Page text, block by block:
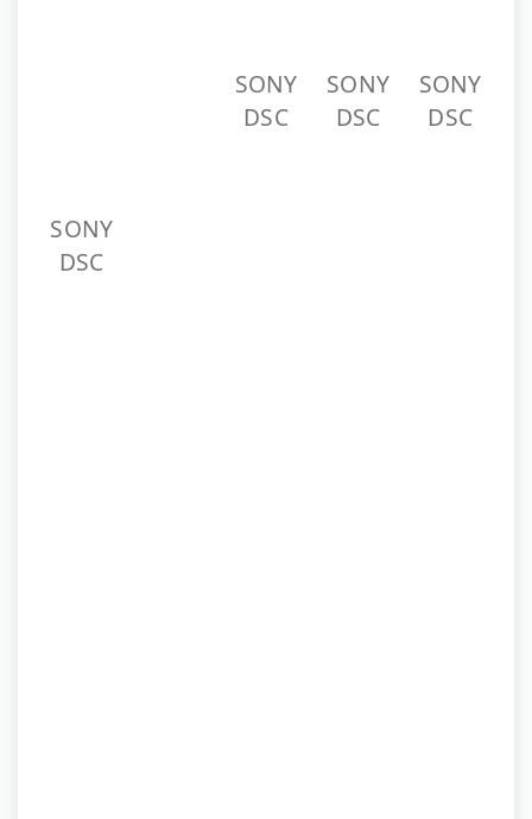
SONY
DSC
SONY
DSC
SONY
DSC
SONY
DSC